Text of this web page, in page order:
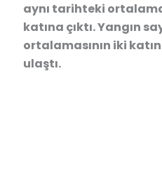
aynı tarihteki
katına çıktı. Yangın
ortalamasının iki
ulaştı.